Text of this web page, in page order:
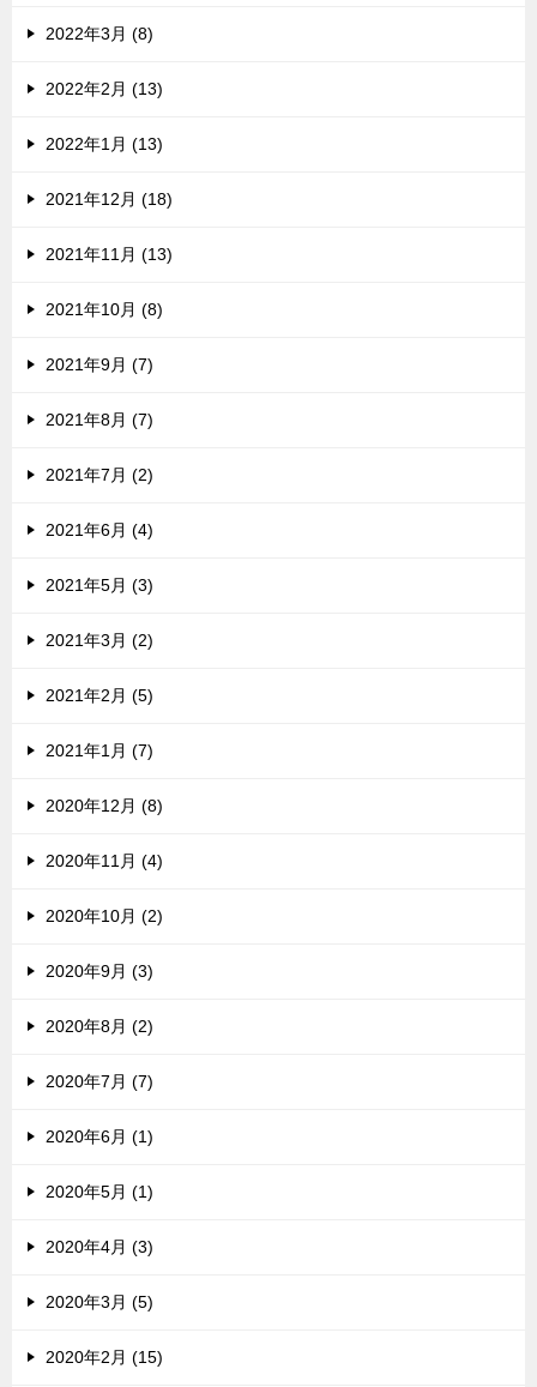
2022年3月 (8)
2022年2月 (13)
2022年1月 (13)
2021年12月 (18)
2021年11月 (13)
2021年10月 (8)
2021年9月 (7)
2021年8月 (7)
2021年7月 (2)
2021年6月 (4)
2021年5月 (3)
2021年3月 (2)
2021年2月 (5)
2021年1月 (7)
2020年12月 (8)
2020年11月 (4)
2020年10月 (2)
2020年9月 (3)
2020年8月 (2)
2020年7月 (7)
2020年6月 (1)
2020年5月 (1)
2020年4月 (3)
2020年3月 (5)
2020年2月 (15)